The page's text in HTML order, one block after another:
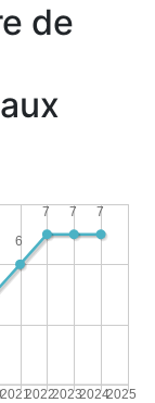
de
20212022202320242025
7
7
7
6